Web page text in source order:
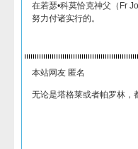
在若瑟•科莫恰克神父（Fr
努力付诸实行的。
本站网友 匿名
无论是塔格莱或者帕罗林，